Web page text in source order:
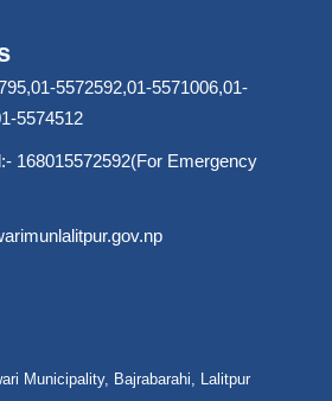
5572592,01-5571006,01-
5574512
168015572592(For Emergency
Municipality, Bajrabarahi, Lalitpur